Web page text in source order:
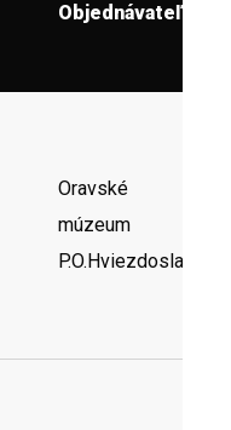
Objednávateľ
Oravské
múzeum
P.O.Hviezdoslava